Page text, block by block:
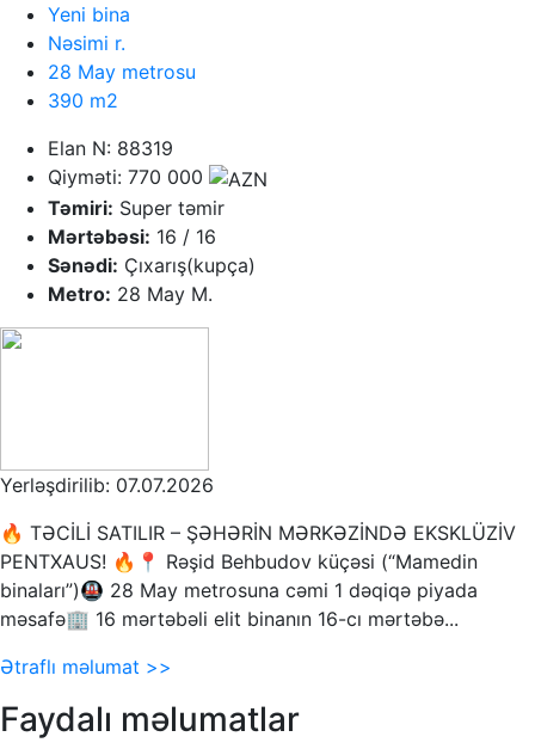
Yeni bina
Nəsimi r.
28 May metrosu
390 m2
Elan N: 88319
Qiyməti: 770 000
Təmiri: Super təmir
Mərtəbəsi: 16 / 16
Sənədi: Çıxarış(kupça)
Metro: 28 May M.
Yerləşdirilib: 07.07.2026
🔥 TƏCİLİ SATILIR – ŞƏHƏRİN MƏRKƏZİNDƏ EKSKLÜZİV
PENTXAUS! 🔥📍 Rəşid Behbudov küçəsi (“Mamedin
binaları”)🚇 28 May metrosuna cəmi 1 dəqiqə piyada
məsafə🏢 16 mərtəbəli elit binanın 16-cı mərtəbə...
Ətraflı məlumat >>
Faydalı məlumatlar